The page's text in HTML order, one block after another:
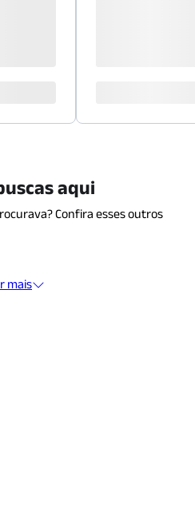
aqui
Confira esses outros
mais